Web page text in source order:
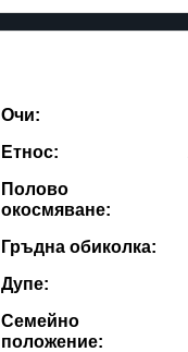
Очи:
Етнос:
Полово
окосмяване:
Гръдна обиколка:
Дупе:
Семейно
положение: